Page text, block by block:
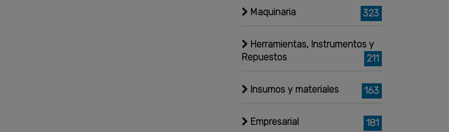
Maquinaria 323
Herramientas, Instrumentos y
Repuestos
211
Insumos y materiales 163
Empresarial 181